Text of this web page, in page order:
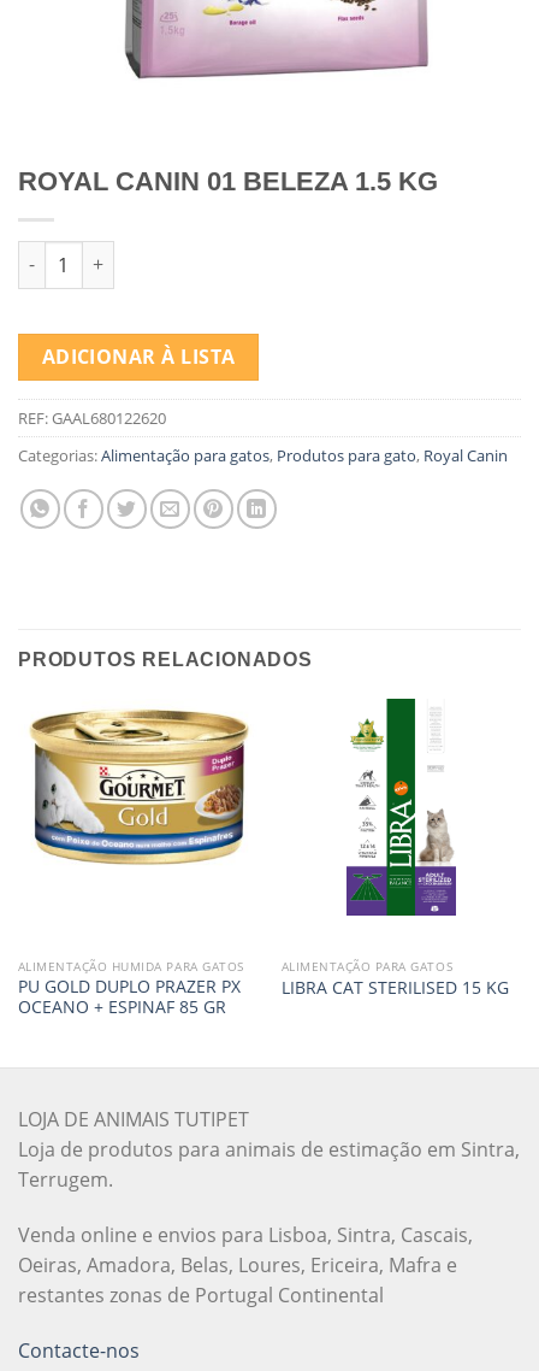
ROYAL CANIN 01 BELEZA 1.5 KG
Quantidade de ROYAL CANIN 01 BELEZA 1.5 KG
ADICIONAR À LISTA
REF:GAAL680122620
Categorias:Alimentação para gatos, Produtos para gato, Royal Canin
PRODUTOS RELACIONADOS
ALIMENTAÇÃO HUMIDA PARA GATOS
PU GOLD DUPLO PRAZER PX
OCEANO + ESPINAF 85 GR
ALIMENTAÇÃO PARA GATOS
LIBRA CAT STERILISED 15 KG
LOJA DE ANIMAIS TUTIPET
Loja de produtos para animais de estimação em Sintra,
Terrugem.
Venda online e envios para Lisboa, Sintra, Cascais,
Oeiras, Amadora, Belas, Loures, Ericeira, Mafra e
restantes zonas de Portugal Continental
Contacte-nos